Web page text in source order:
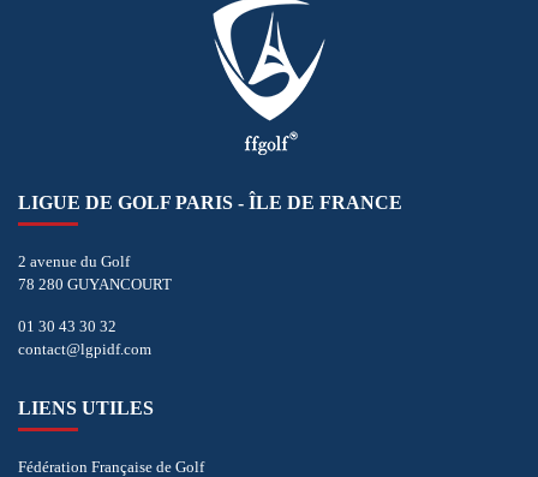
LIGUE DE GOLF PARIS - ÎLE DE FRANCE
2 avenue du Golf
78 280 GUYANCOURT
01 30 43 30 32
contact@lgpidf.com
LIENS UTILES
Fédération Française de Golf